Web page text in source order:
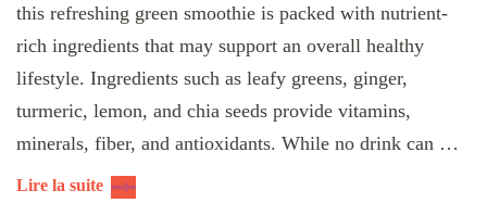
this refreshing green smoothie is packed with nutrient-
rich ingredients that may support an overall healthy
lifestyle. Ingredients such as leafy greens, ginger,
turmeric, lemon, and chia seeds provide vitamins,
minerals, fiber, and antioxidants. While no drink can …
Lire la suite